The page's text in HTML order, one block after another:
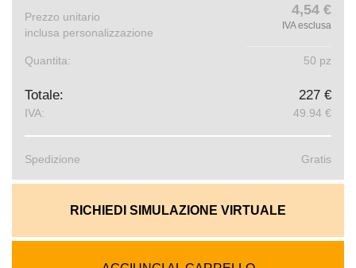
Prezzo unitario
inclusa personalizzazione
4,54 €
IVA esclusa
Quantita: 50 pz
Totale: 227 €
IVA: 49.94 €
Spedizione Gratis
RICHIEDI SIMULAZIONE VIRTUALE